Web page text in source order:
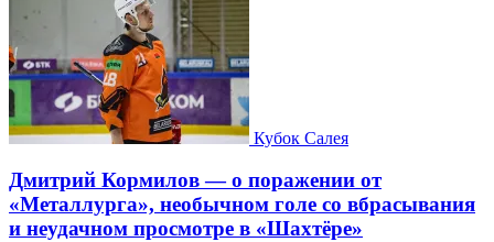
Кубок Салея
Дмитрий Кормилов — о поражении от
«Металлурга», необычном голе со вбрасывания
и неудачном просмотре в «Шахтёре»